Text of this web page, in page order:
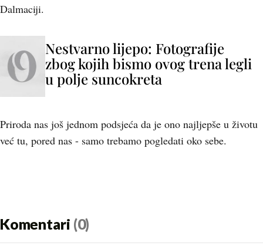
Dalmaciji.
Nestvarno lijepo: Fotografije
zbog kojih bismo ovog trena legli
u polje suncokreta
Priroda nas još jednom podsjeća da je ono najljepše u životu
već tu, pored nas - samo trebamo pogledati oko sebe.
Komentari (0)